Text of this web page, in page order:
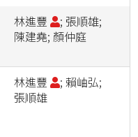
林進豐
; 張順雄;
陳建堯; 顏仲庭
林進豐
; 賴岫弘;
張順雄